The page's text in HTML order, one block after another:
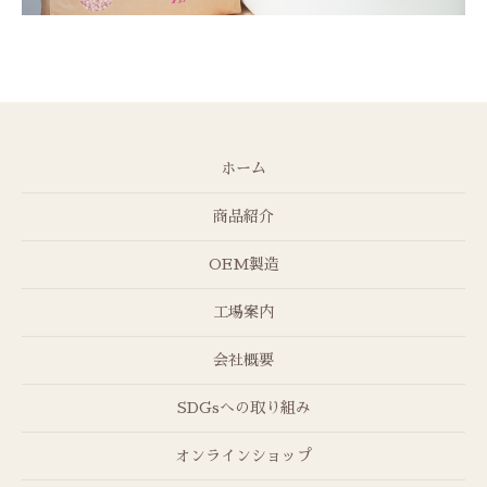
ホーム
商品紹介
OEM製造
工場案内
会社概要
SDGsへの取り組み
オンラインショップ